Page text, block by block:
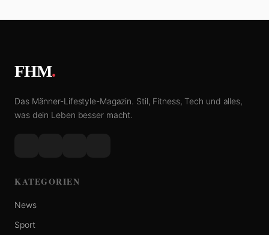
FHM.
Das Männer-Lifestyle-Magazin. Stil, Fitness, Tech und alles,
was dein Leben besser macht.
KATEGORIEN
News
Sport